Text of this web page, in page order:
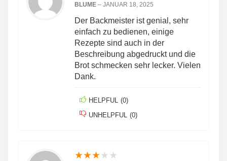
BLUME – JANUAR 18, 2025
Der Backmeister ist genial, sehr
einfach zu bedienen, einige
Rezepte sind auch in der
Beschreibung abgedruckt und die
Brot schmecken sehr lecker. Vielen
Dank.
HELPFUL (0)
UNHELPFUL
(0)
★★★★ ★